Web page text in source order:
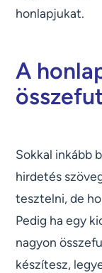
honlapjukat.
A
Sokkal inkább
hirdetés
tesztelni, de
Pedig ha egy
nagyon
készítesz,